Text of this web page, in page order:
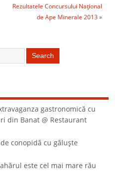
Rezultatele Concursului Naţional
de Ape Minerale 2013»
gastronomică cu
din Banat @ Restaurant
conopidă cu găluşte
este cel mai mare rău